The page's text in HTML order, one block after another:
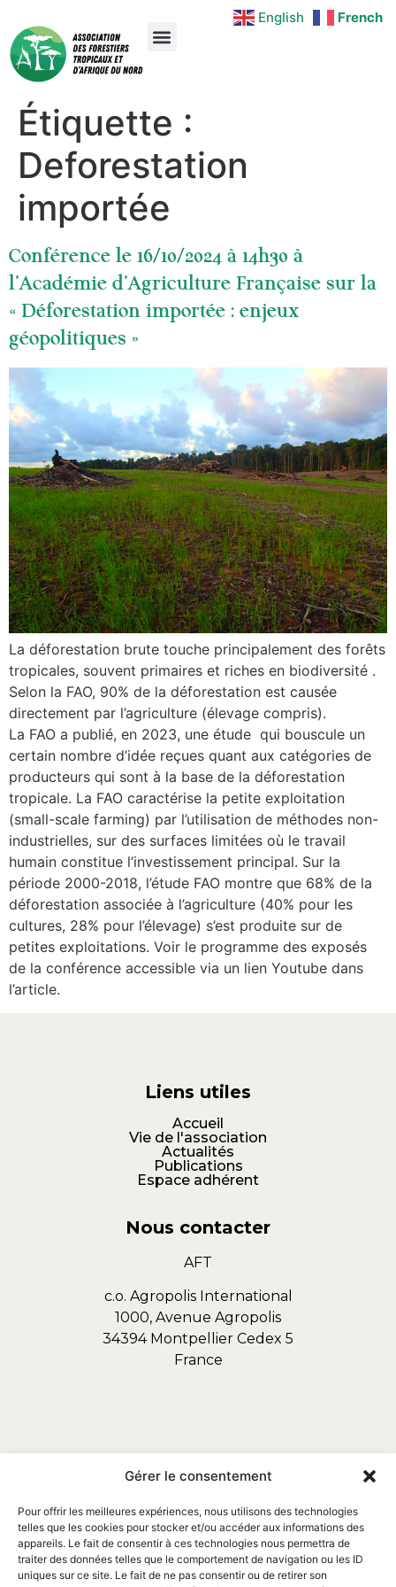
Gérer le consentement
Pour offrir les meilleures expériences, nous utilisons des technologies
telles que les cookies pour stocker et/ou accéder aux informations des
appareils. Le fait de consentir à ces technologies nous permettra de
traiter des données telles que le comportement de navigation ou les ID
uniques sur ce site. Le fait de ne pas consentir ou de retirer son
Étiquette :
Deforestation
importée
Conférence le 16/10/2024 à 14h30 à
l’Académie d’Agriculture Française sur la
« Déforestation importée : enjeux
géopolitiques »
La déforestation brute touche principalement des forêts
tropicales, souvent primaires et riches en biodiversité .
Selon la FAO, 90% de la déforestation est causée
directement par l’agriculture (élevage compris).
La FAO a publié, en 2023, une étude qui bouscule un
certain nombre d’idée reçues quant aux catégories de
producteurs qui sont à la base de la déforestation
tropicale. La FAO caractérise la petite exploitation
(small-scale farming) par l’utilisation de méthodes non-
industrielles, sur des surfaces limitées où le travail
humain constitue l’investissement principal. Sur la
période 2000-2018, l’étude FAO montre que 68% de la
déforestation associée à l’agriculture (40% pour les
cultures, 28% pour l’élevage) s’est produite sur de
petites exploitations. Voir le programme des exposés
de la conférence accessible via un lien Youtube dans
l’article.
Liens utiles
Accueil
Vie de l'association
Actualités
Publications
Espace adhérent
Nous contacter
AFT
c.o. Agropolis International
1000, Avenue Agropolis
34394 Montpellier Cedex 5
France
English French